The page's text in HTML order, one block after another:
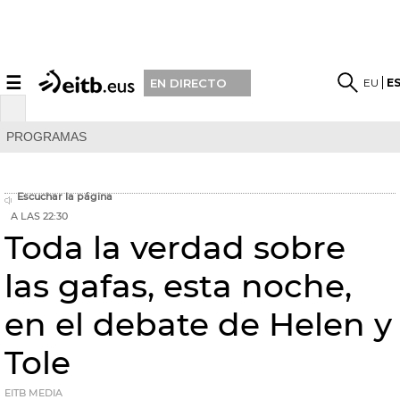
☰ EN DIRECTO EU
PROGRAMAS
Escuchar la página
A LAS 22:30
Toda la verdad sobre
las gafas, esta noche,
en el debate de Helen y
Tole
EITB MEDIA